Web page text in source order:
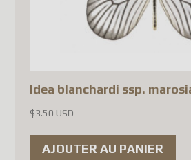
Idea blanchardi ssp.
$3.50 USD
AJOUTER AU PANIER
countries include:
Belgium
Austria
Finland